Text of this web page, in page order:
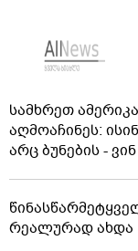
სამხრეთ
აღმოაჩინეს:
არც ბუნების -
რეალურად ახდა